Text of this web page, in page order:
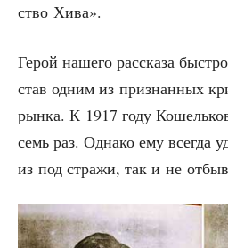
ство Хива».
Герой наше­го рас­ска­за
став одним из при­знан­ных
рын­ка. К 1917 году
семь раз. Одна­ко ему все­гда
из под стра­жи, так и не